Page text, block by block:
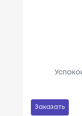
Заказать